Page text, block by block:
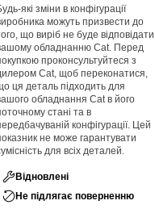
які зміни в конфігурації
можуть призвести до
що виріб не буде відповідати
обладнанню Cat. Перед
проконсультуйтеся з
Cat, щоб переконатися,
ця деталь підходить для
обладнання Cat в його
стані та в
конфігурації. Цей
не може гарантувати
для всіх деталей.
Відновлені
Не підлягає поверненню